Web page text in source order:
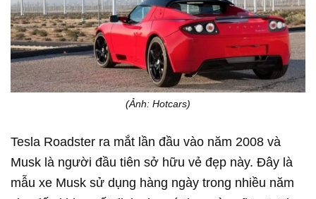
(Ảnh: Hotcars)
Tesla Roadster ra mắt lần đầu vào năm 2008 và
Musk là người đầu tiên sở hữu vẻ đẹp này. Đây là
mẫu xe Musk sử dụng hàng ngày trong nhiều năm